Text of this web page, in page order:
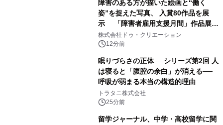
障害のある方が描いた絵画と“働く
姿”を捉えた写真、 入賞80作品を展
示 「障害者雇用支援月間」作品展示
会を 東京・愛知で開催
株式会社ドゥ・クリエーション
12分前
眠りづらさの正体──シリーズ第2回 人
は寝ると「腹腔の余白」が消える──
呼吸が弱まる本当の構造的理由
トラタニ株式会社
25分前
留学ジャーナル、中学・高校留学に関